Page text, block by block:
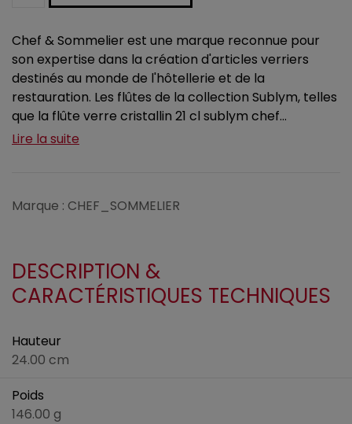
Chef & Sommelier est une marque reconnue pour
son expertise dans la création d'articles verriers
destinés au monde de l'hôtellerie et de la
restauration. Les flûtes de la collection Sublym, telles
que la flûte verre cristallin 21 cl sublym chef...
Lire la suite
Marque : CHEF_SOMMELIER
DESCRIPTION &
CARACTÉRISTIQUES TECHNIQUES
Hauteur
24.00 cm
Poids
146.00 g